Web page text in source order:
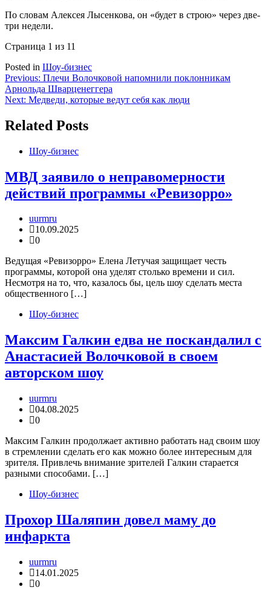
По словам Алексея Лысенкова, он «будет в строю» через две-
три недели.
Страница 1 из 11
Posted in Шоу-бизнес
Навигация
по
Previous: Плечи Волочковой напомнили поклонникам
Арнольда Шварценеггера
Next: Медведи, которые ведут себя как люди
Related Posts
Шоу-бизнес
МВД заявило о неправомерности
действий программы «Ревизорро»
uurmru
10.09.2025
0
Ведущая «Ревизорро» Елена Летучая защищает честь
программы, которой она уделят столько времени и сил.
Несмотря на то, что, казалось бы, цель шоу сделать места
общественного […]
Шоу-бизнес
Максим Галкин едва не поскандалил с
Анастасией Волочковой в своем
авторском шоу
uurmru
04.08.2025
0
Максим Галкин продолжает активно работать над своим шоу
в стремлении сделать его как можно более интересным для
зрителя. Привлечь внимание зрителей Галкин старается
разными способами. […]
Шоу-бизнес
Прохор Шаляпин довел маму до
инфаркта
uurmru
14.01.2025
0